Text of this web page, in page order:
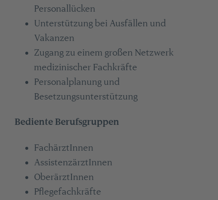
Personallücken
Unterstützung bei Ausfällen und
Vakanzen
Zugang zu einem großen Netzwerk
medizinischer Fachkräfte
Personalplanung und
Besetzungsunterstützung
Bediente Berufsgruppen
FachärztInnen
AssistenzärztInnen
OberärztInnen
Pflegefachkräfte